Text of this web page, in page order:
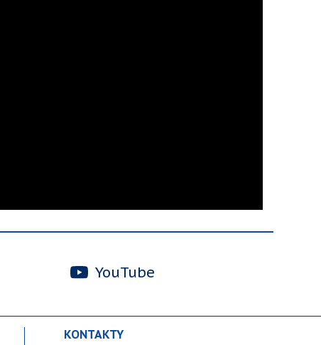
YouTube
KONTAKTY